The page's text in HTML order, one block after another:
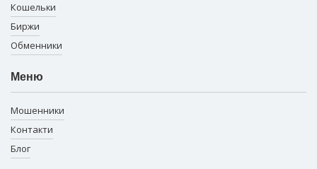
Кошельки
Биржи
Обменники
Меню
Мошенники
Контакти
Блог